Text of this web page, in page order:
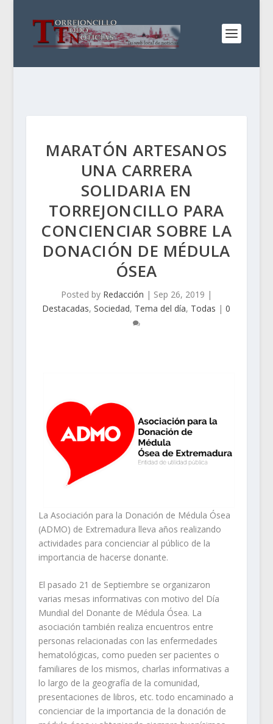
MARATÓN ARTESANOS
UNA CARRERA
SOLIDARIA EN
TORREJONCILLO PARA
CONCIENCIAR SOBRE LA
DONACIÓN DE MÉDULA
ÓSEA
Posted by Redacción | Sep 26, 2019 |
Destacadas,Sociedad, Tema del día, Todas |0
La Asociación para la Donación de Médula Ósea
(ADMO) de Extremadura lleva años realizando
actividades para concienciar al público de la
importancia de hacerse donante.
El pasado 21 de Septiembre se organizaron
varias mesas informativas con motivo del Día
Mundial del Donante de Médula Ósea. La
asociación también realiza encuentros entre
personas relacionadas con las enfermedades
hematológicas, como pueden ser pacientes o
familiares de los mismos, charlas informativas a
lo largo de la geografía de la comunidad,
presentaciones de libros, etc. todo encaminado a
concienciar de la importancia de la donación de